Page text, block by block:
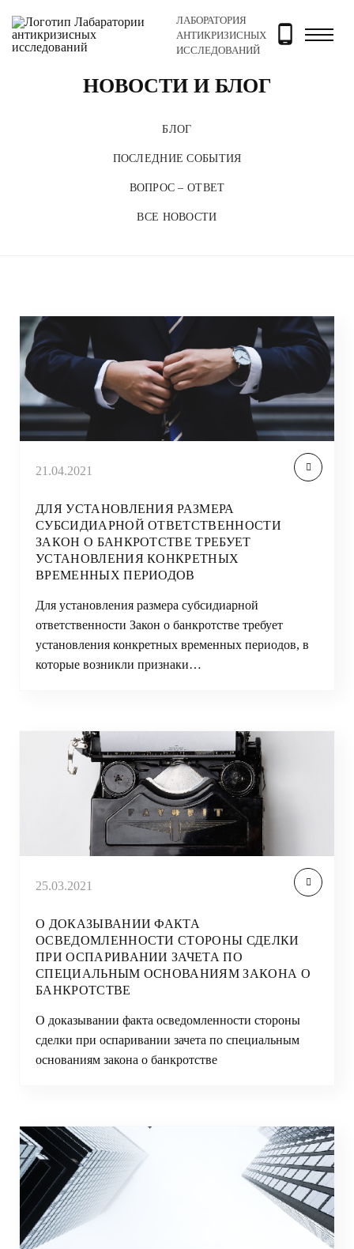
ЛАБОРАТОРИЯ
АНТИКРИЗИСНЫХ
ИССЛЕДОВАНИЙ
Главная Новости и блог
НОВОСТИ И БЛОГ
БЛОГ
ПОСЛЕДНИЕ СОБЫТИЯ
ВОПРОС – ОТВЕТ
ВСЕ НОВОСТИ
21.04.2021
ДЛЯ УСТАНОВЛЕНИЯ РАЗМЕРА
СУБСИДИАРНОЙ ОТВЕТСТВЕННОСТИ
ЗАКОН О БАНКРОТСТВЕ ТРЕБУЕТ
УСТАНОВЛЕНИЯ КОНКРЕТНЫХ
ВРЕМЕННЫХ ПЕРИОДОВ
Для установления размера субсидиарной
ответственности Закон о банкротстве требует
установления конкретных временных периодов, в
которые возникли признаки…
25.03.2021
О ДОКАЗЫВАНИИ ФАКТА
ОСВЕДОМЛЕННОСТИ СТОРОНЫ СДЕЛКИ
ПРИ ОСПАРИВАНИИ ЗАЧЕТА ПО
СПЕЦИАЛЬНЫМ ОСНОВАНИЯМ ЗАКОНА О
БАНКРОТСТВЕ
О доказывании факта осведомленности стороны
сделки при оспаривании зачета по специальным
основаниям закона о банкротстве